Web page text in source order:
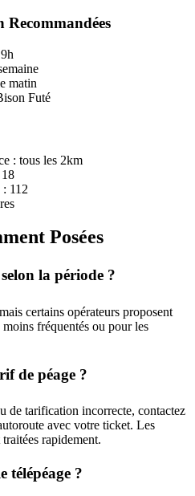
Recommandées
matin
Futé
: tous les 2km
112
Posées
la période ?
certains opérateurs proposent
fréquentés ou pour les
de péage ?
de tarification incorrecte, contactez
avec votre ticket. Les
rapidement.
télépéage ?